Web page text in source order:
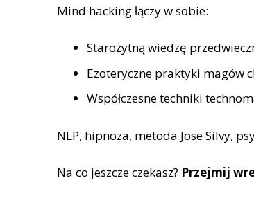
Mind hacking łączy w sobie:
Starożytną wiedzę
Ezoteryczne praktyki magów
Współczesne techniki
NLP, hipnoza, metoda Jose Silvy,
Na co jeszcze czekasz? Przejmij